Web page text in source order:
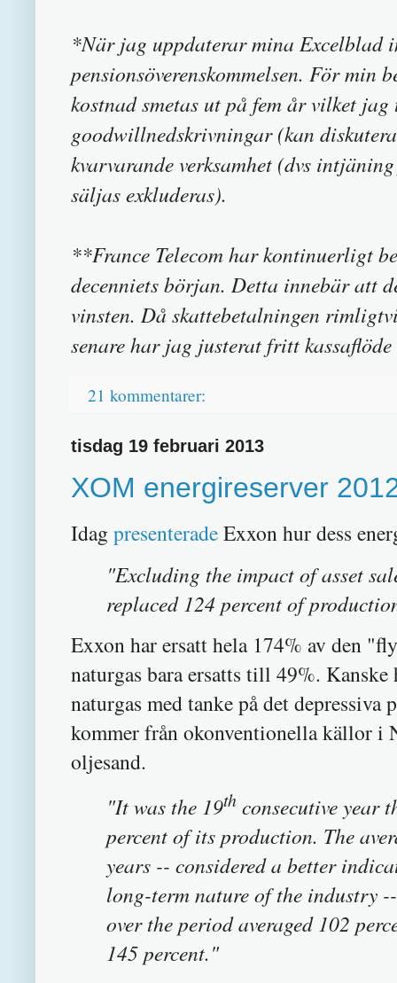
*När jag uppdaterar mina Excelblad
pensionsöverenskommelsen. För min
kostnad smetas ut på fem år vilket
goodwillnedskrivningar (kan
kvarvarande verksamhet (dvs
säljas exkluderas).
**France Telecom har kontinuerligt
decenniets början. Detta innebär att
vinsten. Då skattebetalningen
senare har jag justerat fritt
21 kommentarer:
tisdag 19 februari 2013
XOM energireserver
Idag presenteradeExxon hur dess
"Excluding the impact of asset
replaced 124 percent of
Exxon har ersatt hela 174% av den
naturgas bara ersatts till 49%.
naturgas med tanke på det
kommer från okonventionella källor
oljesand.
"It was the 19th consecutive year
percent of its production. The
years -- considered a better
long-term nature of the industry
over the period averaged 102
145 percent."